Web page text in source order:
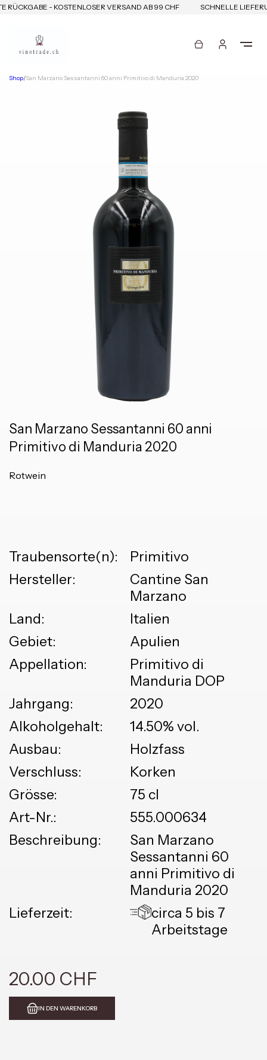
- KOSTENLOSER VERSAND AB 99 CHF SCHNELLE
Shop/San Marzano Sessantanni 60 anni Primitivo di Manduria 2020
San Marzano Sessantanni 60 anni
Primitivo di Manduria 2020
Rotwein
Traubensorte(n):
Primitivo
Hersteller:
Cantine San
Marzano
Land:
Italien
Gebiet:
Apulien
Appellation:
Primitivo di
Manduria DOP
Jahrgang:
2020
Alkoholgehalt:
14.50% vol.
Ausbau:
Holzfass
Verschluss:
Korken
Grösse:
75 cl
Art-Nr.:
555.000634
Beschreibung:
San Marzano
Sessantanni 60
anni Primitivo di
Manduria 2020
Lieferzeit:
circa 5 bis 7
Arbeitstage
20.00 CHF
IN DEN WARENKORB